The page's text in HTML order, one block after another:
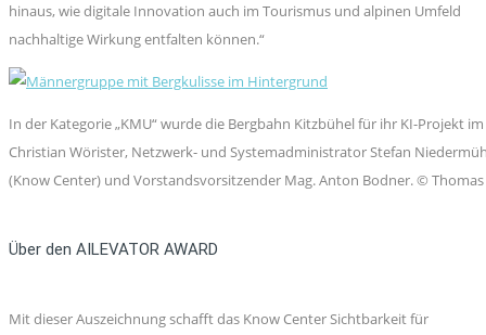
hinaus, wie digitale Innovation auch im Tourismus und alpinen Umfeld
nachhaltige Wirkung entfalten können.“
In der Kategorie „KMU“ wurde die Bergbahn Kitzbühel für ihr KI-Projekt
Christian Wörister, Netzwerk- und Systemadministrator Stefan
(Know Center) und Vorstandsvorsitzender Mag. Anton Bodner. © Thomas
Über den AILEVATOR AWARD
Mit dieser Auszeichnung schafft das Know Center Sichtbarkeit für